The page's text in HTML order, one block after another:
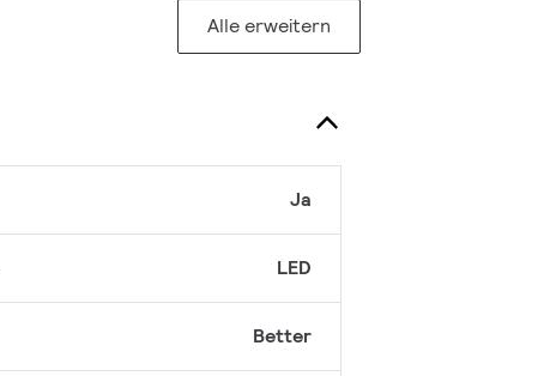
Alle erweitern
Ja
LED
Better